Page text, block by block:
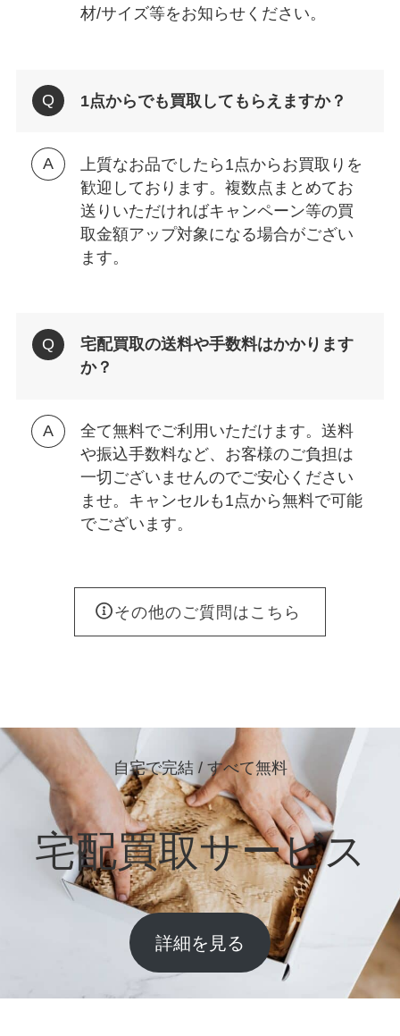
材/サイズ等をお知らせください。
1点からでも買取してもらえますか？
上質なお品でしたら1点からお買取りを
歓迎しております。複数点まとめてお
送りいただければキャンペーン等の買
取金額アップ対象になる場合がござい
ます。
宅配買取の送料や手数料はかかります
か？
全て無料でご利用いただけます。送料
や振込手数料など、お客様のご負担は
一切ございませんのでご安心ください
ませ。キャンセルも1点から無料で可能
でございます。
その他のご質問はこちら
自宅で完結 / すべて無料
宅配買取サービス
詳細を見る